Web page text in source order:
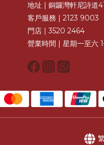
地址 | 銅鑼灣軒尼詩道
客戶服務 | 2123 9003
門店 | 3520 2464
營業時間 | 星期一至六